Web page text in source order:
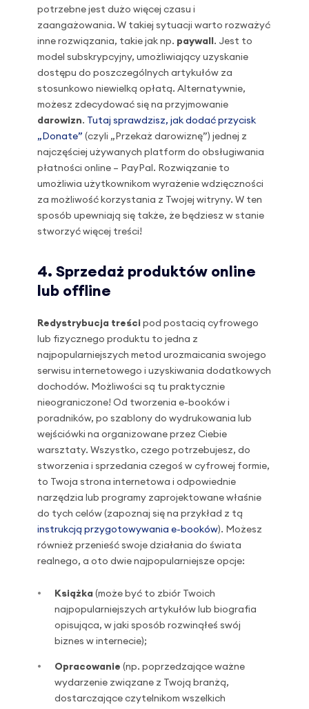
potrzebne jest dużo więcej czasu i
zaangażowania. W takiej sytuacji warto rozważyć
inne rozwiązania, takie jak np. paywall . Jest to
model subskrypcyjny, umożliwiający uzyskanie
dostępu do poszczególnych artykułów za
stosunkowo niewielką opłatą. Alternatywnie,
możesz zdecydować się na przyjmowanie
darowizn. Tutaj sprawdzisz, jak dodać przycisk
„Donate” (czyli „Przekaż darowiznę”) jednej z
najczęściej używanych platform do obsługiwania
płatności online – PayPal. Rozwiązanie to
umożliwia użytkownikom wyrażenie wdzięczności
za możliwość korzystania z Twojej witryny. W ten
sposób upewniają się także, że będziesz w stanie
stworzyć więcej treści!
4. Sprzedaż produktów online
lub offline
Redystrybucja treści pod postacią cyfrowego
lub fizycznego produktu to jedna z
najpopularniejszych metod urozmaicania swojego
serwisu internetowego i uzyskiwania dodatkowych
dochodów. Możliwości są tu praktycznie
nieograniczone! Od tworzenia e-booków i
poradników, po szablony do wydrukowania lub
wejściówki na organizowane przez Ciebie
warsztaty. Wszystko, czego potrzebujesz, do
stworzenia i sprzedania czegoś w cyfrowej formie,
to Twoja strona internetowa i odpowiednie
narzędzia lub programy zaprojektowane właśnie
do tych celów (zapoznaj się na przykład z tą
instrukcją przygotowywania e-booków). Możesz
również przenieść swoje działania do świata
realnego, a oto dwie najpopularniejsze opcje:
Książka (może być to zbiór Twoich
najpopularniejszych artykułów lub biografia
opisująca, w jaki sposób rozwinąłeś swój
biznes w internecie);
Opracowanie (np. poprzedzające ważne
wydarzenie związane z Twoją branżą,
dostarczające czytelnikom wszelkich